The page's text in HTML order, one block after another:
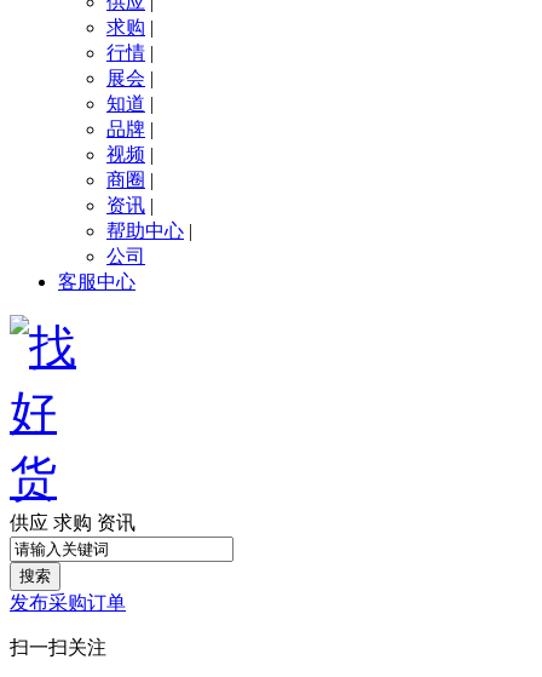
求购 |
行情 |
展会 |
知道 |
品牌 |
视频 |
商圈 |
资讯 |
帮助中心 |
公司
客服中心
供应 求购 资讯
搜索
发布采购订单
扫一扫关注